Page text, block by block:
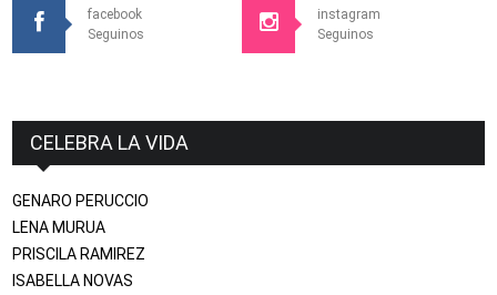
facebook
Seguinos
instagram
Seguinos
CELEBRA LA VIDA
GENARO PERUCCIO
LENA MURUA
PRISCILA RAMIREZ
ISABELLA NOVAS